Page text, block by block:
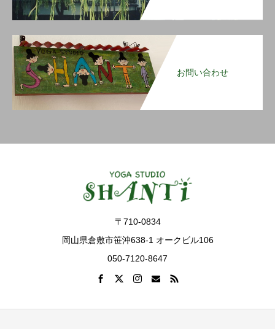
お問い合わせ
〒710-0834
岡山県倉敷市笹沖638-1 オークビル106
050-7120-8647